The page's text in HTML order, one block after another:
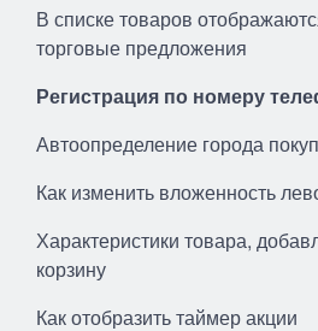
В списке товаров
торговые предложения
Регистрация по номеру
Автоопределение города
Как изменить вложенность
Характеристики товара,
корзину
Как отобразить таймер акции